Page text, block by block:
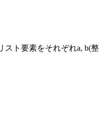
ト要素をそれぞれa,